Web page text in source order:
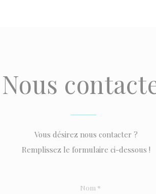
Nous
Vous désirez nous contacter ?
Remplissez le formulaire ci-dessous !